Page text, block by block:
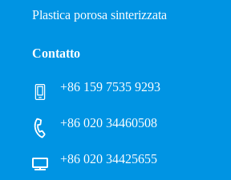
Plastica porosa sinterizzata
Contatto
+86 159 7535 9293
+86 020 34460508
+86 020 34425655